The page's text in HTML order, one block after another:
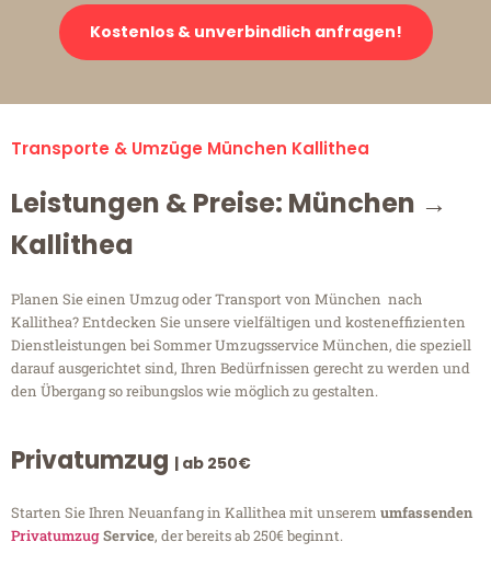
Kostenlos & unverbindlich anfragen!
Transporte & Umzüge München Kallithea
Leistungen & Preise: München →
Kallithea
Planen Sie einen Umzug oder Transport von München nach
Kallithea? Entdecken Sie unsere vielfältigen und kosteneffizienten
Dienstleistungen bei Sommer Umzugsservice München, die speziell
darauf ausgerichtet sind, Ihren Bedürfnissen gerecht zu werden und
den Übergang so reibungslos wie möglich zu gestalten.
Privatumzug | ab 250€
Starten Sie Ihren Neuanfang in Kallithea mit unserem umfassenden
PrivatumzugService, der bereits ab 250€ beginnt.